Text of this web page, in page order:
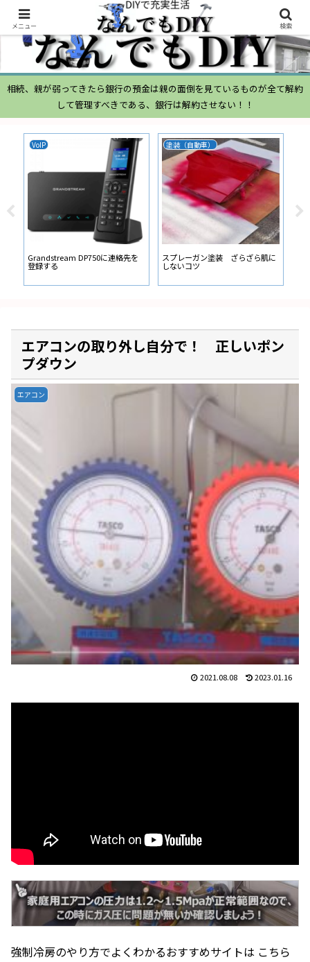
相続、親が弱ってきたら銀行の預金は親の面倒を見ているものが全て解約
して管理すべきである、銀行は解約させない！！
VoIP
Grandstream DP750に連絡先を
登録する
塗装（自動車）
スプレーガン塗装 ざらざら肌に
しないコツ
ム
エアコンの取り外し自分で！ 正しいポン
プダウン
エアコン
2021.08.08 2023.01.16
強制冷房のやり方でよくわかるおすすめサイトは こちら
メニュー 検索